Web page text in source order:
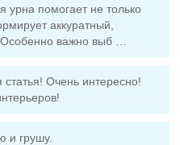
урна помогает не только
аккуратный,
важно выб …
Очень интересно!
и грушу.